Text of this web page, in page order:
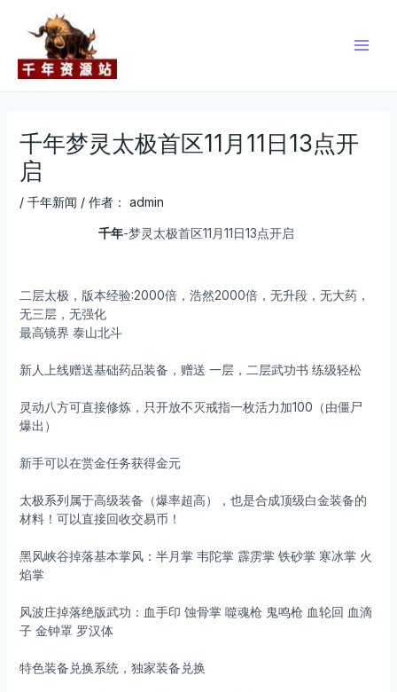
千年梦灵太极首区11月11日13点开
启
/ 千年新闻 / 作者： admin
千年-梦灵太极首区11月11日13点开启
二层太极，版本经验:2000倍，浩然2000倍，无升段，无大药，
无三层，无强化
最高镜界 泰山北斗
新人上线赠送基础药品装备，赠送 一层，二层武功书 练级轻松
灵动八方可直接修炼，只开放不灭戒指一枚活力加100（由僵尸
爆出）
新手可以在赏金任务获得金元
太极系列属于高级装备（爆率超高），也是合成顶级白金装备的
材料！可以直接回收交易币！
黑风峡谷掉落基本掌风：半月掌 韦陀掌 霹雳掌 铁砂掌 寒冰掌 火
焰掌
风波庄掉落绝版武功：血手印 蚀骨掌 噬魂枪 鬼鸣枪 血轮回 血滴
子 金钟罩 罗汉体
特色装备兑换系统，独家装备兑换
navigation